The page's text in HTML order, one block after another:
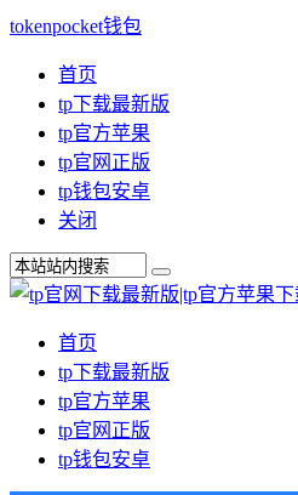
tokenpocket钱包
首页
tp下载最新版
tp官方苹果
tp官网正版
tp钱包安卓
关闭
首页
tp下载最新版
tp官方苹果
tp官网正版
tp钱包安卓